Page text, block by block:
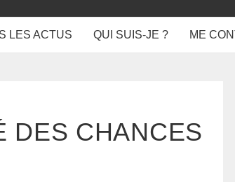
LES ACTUS QUI SUIS-JE ? ME
DES CHANCES